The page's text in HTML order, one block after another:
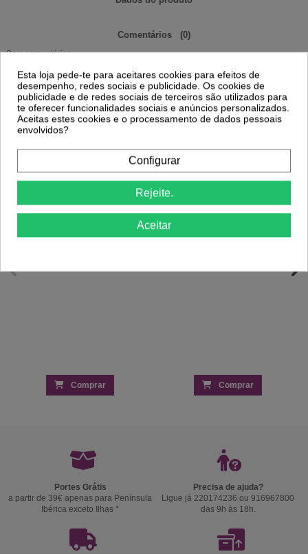
Comentários (0)
Sem comentários
8 Outros Produtos Na Mesma
Categoria:
Comprar Comprar
Portes Grátis
a partir de 39€ apenas para Península
Ibérica exceto Ilhas *
Precisa de ajuda?
Ligue já 220174236 ou 916967800
das 9h às 18h.
Esta loja pede-te para aceitares cookies para efeitos de
desempenho, redes sociais e publicidade. Os cookies de
publicidade e de redes sociais de terceiros são utilizados para
te oferecer funcionalidades sociais e anúncios personalizados.
Aceitas estes cookies e o processamento de dados pessoais
envolvidos?
Configurar
Rejeite.
Aceitar